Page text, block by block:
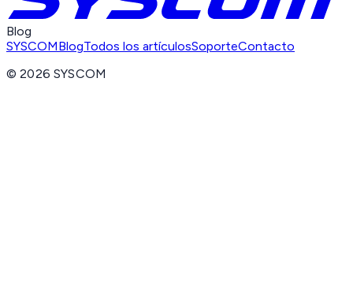
Blog
SYSCOMBlogTodos los artículosSoporteContacto
©2026 SYSCOM